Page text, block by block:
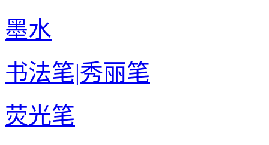
墨水
书法笔|秀丽笔
荧光笔